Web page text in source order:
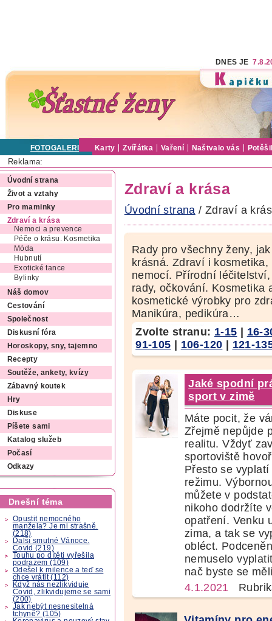
DNES JE
FOTOGALERIE Karty Zvířátka Vaření Naštvalo vás
Reklama:
Úvodní strana
Život a vztahy
Pro maminky
Zdraví a krása
Nemoci a prevence
Péče o krásu. Kosmetika
Móda
Hubnutí
Exotické tance
Bylinky
Náš domov
Cestování
Společnost
Diskusní fóra
Horoskopy, sny, tajemno
Recepty
Soutěže, ankety, kvízy
Zábavný koutek
Hry
Diskuse
Píšete sami
Katalog služeb
Počasí
Odkazy
Dnešní téma
Opustit nemocného
manžela? Je mi strašně.
(218)
Další smutné Vánoce.
Covid (219)
Touhu po dítěti vyřešila
podrazem (109)
Odešel k milence a teď se
chce vrátit (112)
Když nás nezlikviduje
Covid, zlikvidujeme se sami
(200)
Jak nebýt nesnesitelná
tchyně? (105)
Zdraví a krása
Úvodní strana / Zdraví a
Rady pro všechny ženy,
krásná. Zdraví i
nemocí. Přírodní
rady, očkování. Kosmetika
kosmetické výrobky pro
Manikúra, pedikúra…
Zvolte stranu: 1-15
16-
91-105
106-120 121-
Jaké spodní
sport v zimě
Máte pocit, že
Zřejmě nepůjde
realitu. Vždyť
sportoviště
Přesto se
režimu.
můžete v
nikoho dodržíte
opatření. Venku
zima, a tak se
obléct.
nemuselo
nač byste se
4.1.2021